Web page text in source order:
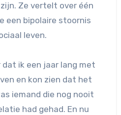
Ze vertelt over één
een bipolaire stoornis
leven.
dat ik een jaar lang met
en kon zien dat het
iemand die nog nooit
had gehad. En nu